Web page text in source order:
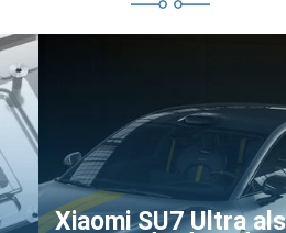
Xiaomi SU7 Ultra als